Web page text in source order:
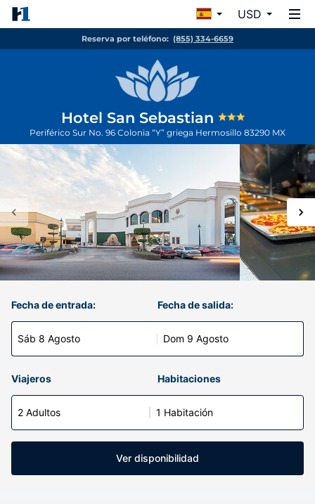
USD
Reserva por teléfono: (855) 334-6659
Hotel San Sebastian
Periférico Sur No. 96 Colonia “Y” griega Hermosillo 83290 MX
Fecha de entrada:
Sáb 8 Agosto
Fecha de salida:
Dom 9 Agosto
Viajeros Habitaciones
2 Adultos 1 Habitación
Ver disponibilidad